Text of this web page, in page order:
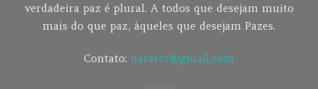
verdadeira paz é plural. A todos que desejam muito
mais do que paz, àqueles que desejam Pazes.
Contato: nararcr@gmail.com